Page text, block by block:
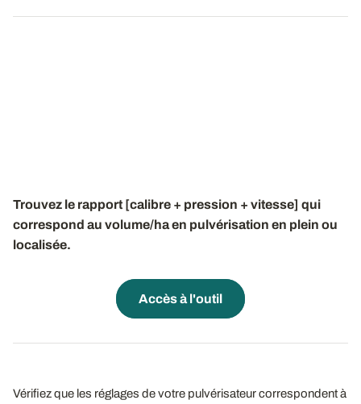
Trouvez le rapport [calibre + pression + vitesse] qui
correspond au volume/haen pulvérisation en plein ou
localisée.
Accès à l'outil
Vérifiez que les réglages de votre pulvérisateur correspondent à